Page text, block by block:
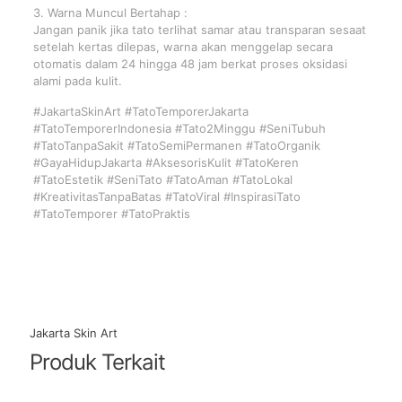
3. Warna Muncul Bertahap :
Jangan panik jika tato terlihat samar atau transparan sesaat
setelah kertas dilepas, warna akan menggelap secara
otomatis dalam 24 hingga 48 jam berkat proses oksidasi
alami pada kulit.
#JakartaSkinArt #TatoTemporerJakarta
#TatoTemporerIndonesia #Tato2Minggu #SeniTubuh
#TatoTanpaSakit #TatoSemiPermanen #TatoOrganik
#GayaHidupJakarta #AksesorisKulit #TatoKeren
#TatoEstetik #SeniTato #TatoAman #TatoLokal
#KreativitasTanpaBatas #TatoViral #InspirasiTato
#TatoTemporer #TatoPraktis
Jakarta Skin Art
Produk Terkait